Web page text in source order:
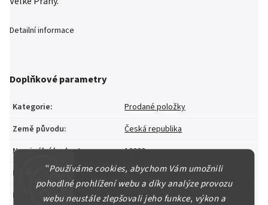
"Používáme cookies, abychom Vám umožnili
pohodlné prohlížení webu a díky analýze provozu
webu neustále zlepšovali jeho funkce, výkon a
Detailní informace
Doplňkové parametry
Kategorie:
Prodané položky
Země původu:
Česká republika
Nominální hodnota:
10000
Kov
Zlato
Ryzost
999/1000